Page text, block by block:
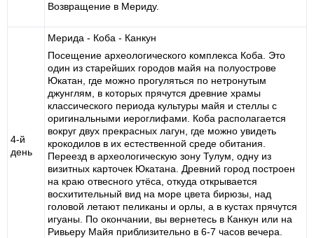
Возвращение в Мериду.
4-й
день
Мерида - Коба - Канкун
Посещение археологического комплекса Коба. Это
один из старейших городов майя на полуострове
Юкатан, где можно прогуляться по нетронутым
джунглям, в которых прячутся древние храмы
классического периода культуры майя и стеллы с
оригинальными иероглифами. Коба располагается
вокруг двух прекрасных лагун, где можно увидеть
крокодилов в их естественной среде обитания.
Переезд в археологическую зону Тулум, одну из
визитных карточек Юкатана. Древний город построен
на краю отвесного утёса, откуда открывается
восхитительный вид на море цвета бирюзы, над
головой летают пеликаны и орлы, а в кустах прячутся
игуаны. По окончании, вы вернетесь в Канкун или на
Ривьеру Майя приблизительно в 6-7 часов вечера.